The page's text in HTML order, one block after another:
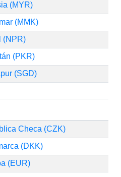
(MYR)
(MMK)
(NPR)
(PKR)
(SGD)
Checa (CZK)
(DKK)
(EUR)